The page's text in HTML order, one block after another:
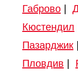
Габрово|
Кюстендил
Пазарджик
Пловдив